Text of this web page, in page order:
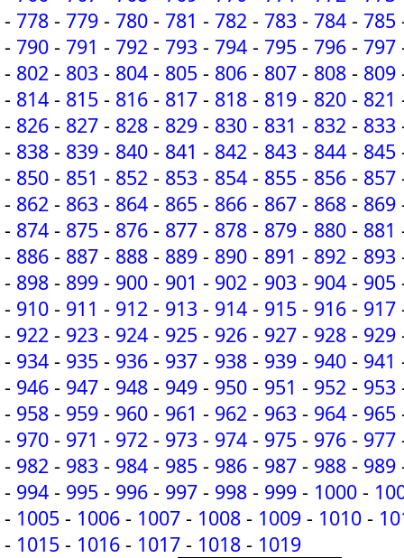
- 778 - 779 - 780 - 781 - 782 - 783 - 784 - 785
- 790 - 791 - 792 - 793 - 794 - 795 - 796 - 797
- 802 - 803 - 804 - 805 - 806 - 807 - 808 - 809
- 814 - 815 - 816 - 817 - 818 - 819 - 820 - 821
- 826 - 827 - 828 - 829 - 830 - 831 - 832 - 833
- 838 - 839 - 840 - 841 - 842 - 843 - 844 - 845
- 850 - 851 - 852 - 853 - 854 - 855 - 856 - 857
- 862 - 863 - 864 - 865 - 866 - 867 - 868 - 869
- 874 - 875 - 876 - 877 - 878 - 879 - 880 - 881
- 886 - 887 - 888 - 889 - 890 - 891 - 892 - 893
- 898 - 899 - 900 - 901 - 902 - 903 - 904 - 905
- 910 - 911 - 912 - 913 - 914 - 915 - 916 - 917
- 922 - 923 - 924 - 925 - 926 - 927 - 928 - 929
- 934 - 935 - 936 - 937 - 938 - 939 - 940 - 941
- 946 - 947 - 948 - 949 - 950 - 951 - 952 - 953
- 958 - 959 - 960 - 961 - 962 - 963 - 964 - 965
- 970 - 971 - 972 - 973 - 974 - 975 - 976 - 977
- 982 - 983 - 984 - 985 - 986 - 987 - 988 - 989
- 994 - 995 - 996 - 997 - 998 - 999 - 1000 -
- 1005 - 1006 - 1007 - 1008 - 1009 - 1010 -
- 1015 - 1016 - 1017 - 1018 - 1019